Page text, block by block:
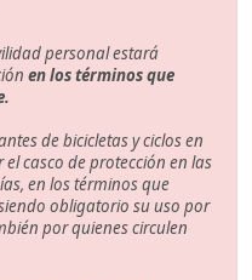
personal estará
en los términos que
de bicicletas y ciclos en
casco de protección en las
en los términos que
obligatorio su uso por
por quienes circulen